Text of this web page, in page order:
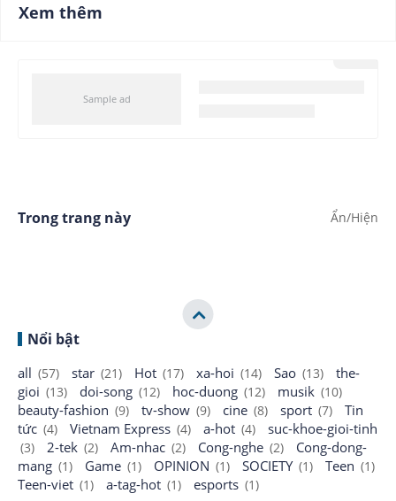
Xem thêm
Trong trang này
Nổi bật
all (57) star (21) Hot (17) xa-hoi (14) Sao (13)
the-
gioi (13) doi-song (12) hoc-duong (12) musik (10)
beauty-fashion (9) tv-show (9) cine (8) sport (7)
Tin
tức (4) Vietnam Express (4) a-hot (4) suc-khoe-gioi-tinh
(3) 2-tek (2) Am-nhac (2) Cong-nghe (2)
Cong-dong-
mang (1) Game (1) OPINION (1) SOCIETY (1) Teen (1)
Teen-viet (1) a-tag-hot (1) esports (1)